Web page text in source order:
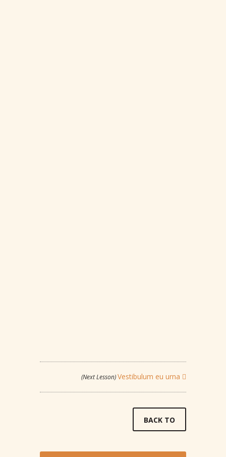
(Next Lesson)Vestibulum eu urna
BACK TO